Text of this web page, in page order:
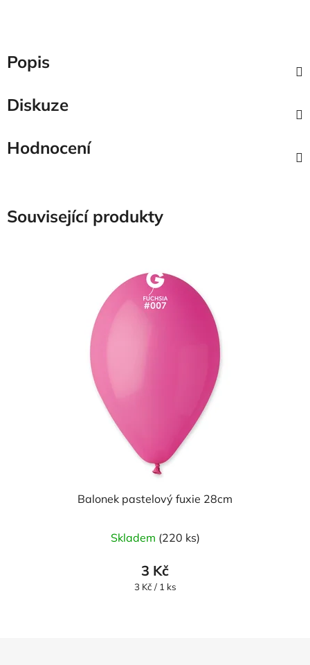
Popis
Diskuze
Hodnocení
Související produkty
Balonek pastelový fuxie 28cm
Skladem (220 ks)
3 Kč
Měrná
3 Kč / 1 ks